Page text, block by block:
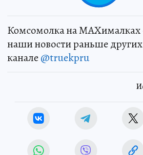
Комсомолка на MAXималках
наши новости раньше
канале @truekpru